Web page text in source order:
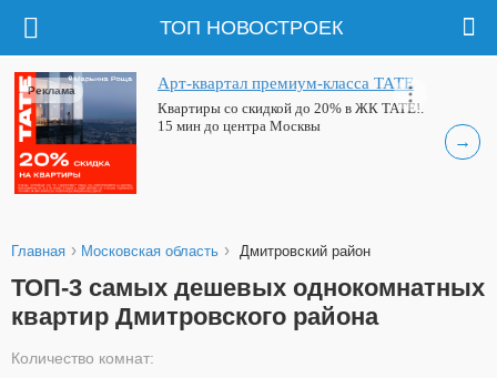
ТОП НОВОСТРОЕК
→
Арт-квартал премиум-класса ТАТЕ
Квартиры со скидкой до 20% в ЖК ТАТЕ!.
15 мин до центра Москвы
Реклама
Главная › Московская область › Дмитровский район
ТОП-3 самых дешевых однокомнатных
квартир Дмитровского района
Количество комнат: